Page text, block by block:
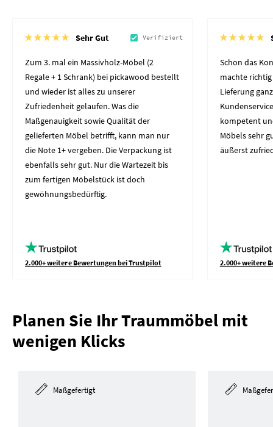
Sehr Gut Verifiziert
Zum 3. mal ein Massivholz-Möbel (2
Regale + 1 Schrank) bei pickawood bestellt
und wieder ist alles zu unserer
Zufriedenheit gelaufen. Was die
Maßgenauigkeit sowie Qualität der
gelieferten Möbel betrifft, kann man nur
die Note 1+ vergeben. Die Verpackung ist
ebenfalls sehr gut. Nur die Wartezeit bis
zum fertigen Möbelstück ist doch
gewöhnungsbedürftig.
2.000+ weitere Bewertungen bei Trustpilot
Schon das
machte
Lieferung
kompetent
Möbels sehr
äußerst
2.000+ weitere
Planen Sie Ihr Traummöbel mit
wenigen Klicks
Maßgefertigt